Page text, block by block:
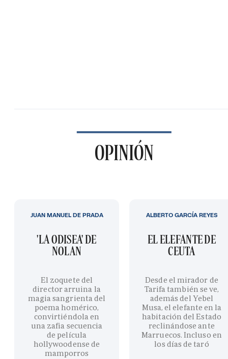
OPINIÓN
'LA ODISEA' DE
NOLAN
El zoquete del
director arruina la
magia sangrienta del
poema homérico,
convirtiéndola en
una zafia secuencia
de película
hollywoodense de
mamporros
JUAN MANUEL DE PRADA
EL ELEFANTE DE
CEUTA
Desde el mirador de
Tarifa también se ve,
además del Yebel
Musa, el elefante en la
habitación del Estado
reclinándose ante
Marruecos. Incluso en
los días de taró
ALBERTO GARCÍA REYES